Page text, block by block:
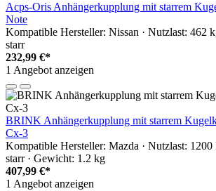
Acps-Oris Anhängerkupplung mit starrem
Note
Kompatible Hersteller: Nissan · Nutzlast: 462
starr
232,99 €*
1 Angebot anzeigen
BRINK Anhängerkupplung mit starrem
Cx-3
Kompatible Hersteller: Mazda · Nutzlast: 1200
starr · Gewicht: 1.2 kg
407,99 €*
1 Angebot anzeigen